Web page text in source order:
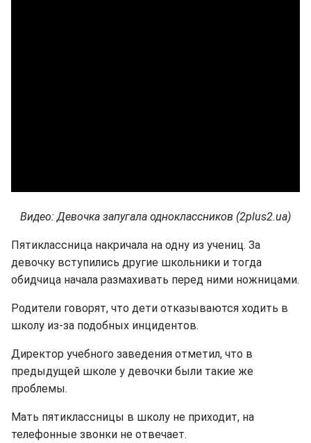
Видео: Девочка запугала одноклассников (2plus2.ua)
Пятиклассница накричала на одну из учениц. За
девочку вступились другие школьники и тогда
обидчица начала размахивать перед ними ножницами.
Родители говорят, что дети отказываются ходить в
школу из-за подобных инцидентов.
Директор учебного заведения отметил, что в
предыдущей школе у девочки были такие же
проблемы.
Мать пятиклассницы в школу не приходит, на
телефонные звонки не отвечает.